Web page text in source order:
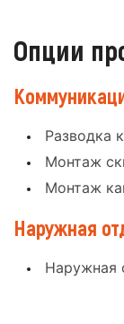
Опции
Разводка
Монтаж
Монтаж
Наружная
Наружная